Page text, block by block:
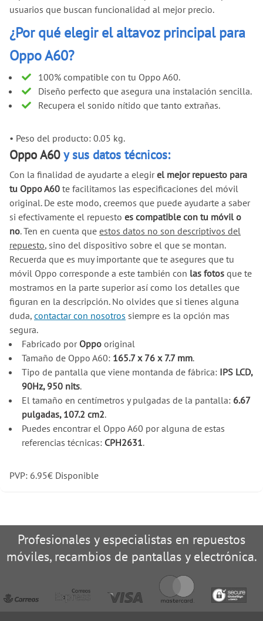
usuarios que buscan funcionalidad al mejor precio.
¿Por qué elegir el altavoz principal para
Oppo A60?
100% compatible con tu Oppo A60.
Diseño perfecto que asegura una instalación sencilla.
Recupera el sonido nítido que tanto extrañas.
• Peso del producto: 0.05 kg.
Oppo A60y sus datos técnicos:
Con la finalidad de ayudarte a elegirel mejor repuesto para
tu Oppo A60 te facilitamos las especificaciones del móvil
original. De este modo, creemos que puede ayudarte a saber
si efectivamente el repuesto es compatible con tu móvil o
no. Ten en cuenta que estos datos no son descriptivos del
repuesto, sino del dispositivo sobre el que se montan.
Recuerda que es muy importante que te asegures que tu
móvil Oppo corresponde a este también con las fotos que te
mostramos en la parte superior así como los detalles que
figuran en la descripción. No olvides que si tienes alguna
duda, contactar con nosotros siempre es la opción mas
segura.
Fabricado por Oppooriginal
Tamaño de Oppo A60: 165.7 x 76 x 7.7 mm.
Tipo de pantalla que viene montanda de fábrica: IPS LCD,
90Hz, 950 nits.
El tamaño en centímetros y pulgadas de la pantalla: 6.67
pulgadas, 107.2 cm2.
Puedes encontrar el Oppo A60 por alguna de estas
referencias técnicas: CPH2631.
PVP: 6.95€ Disponible
Profesionales y especialistas en repuestos
móviles, recambios de pantallas y electrónica.